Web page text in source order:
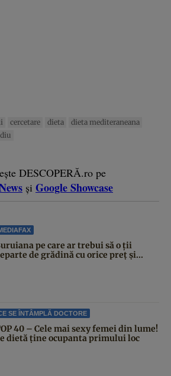
cercetare dieta
dieta mediteraneana
DESCOPERĂ.ro pe
și Google Showcase
pe care ar trebui să o ții
de grădină cu orice preț și...
SE ÎNTÂMPLĂ DOCTORE
40 – Cele mai sexy femei din lume!
dietă ține ocupanta primului loc